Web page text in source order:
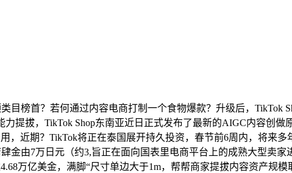
榜首？若何通过内容电商打制一个食物爆款？升级后，TikTok
提拔，TikTok Shop东南亚近日正式发布了最新的AIGC内容创做
近期？TikTok将正在泰国展开持久投资，春节前6周内，将来多
金由7万日元（约3,旨正在面向国表里电商平台上的成熟大型卖
万亿美金，满脚“尺寸单边大于1m，帮帮商家提拔内容资产规模